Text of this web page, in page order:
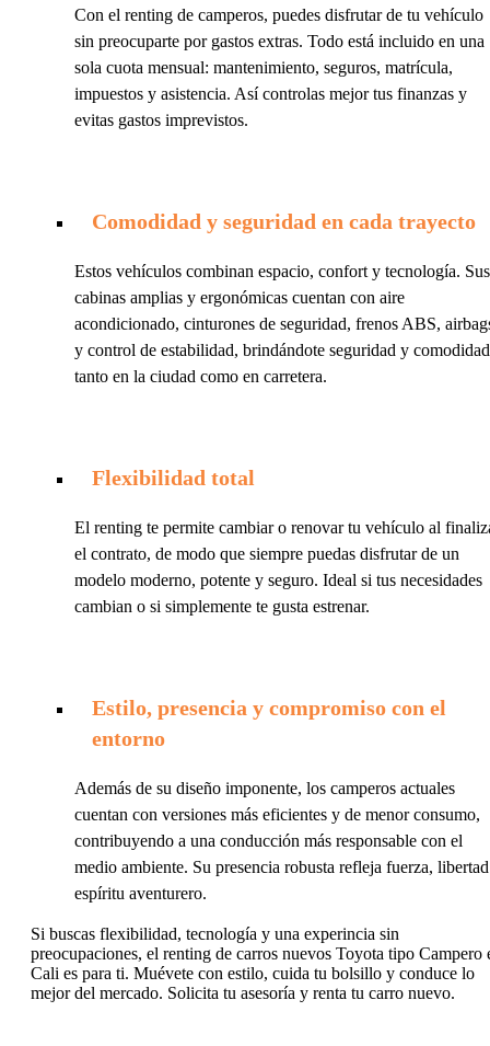
Con el renting de camperos, puedes disfrutar de tu vehículo
sin preocuparte por gastos extras. Todo está incluido en una
sola cuota mensual: mantenimiento, seguros, matrícula,
impuestos y asistencia. Así controlas mejor tus finanzas y
evitas gastos imprevistos.
Comodidad y seguridad en cada trayecto
Estos vehículos combinan espacio, confort y tecnología. Sus
cabinas amplias y ergonómicas cuentan con aire
acondicionado, cinturones de seguridad, frenos ABS,
y control de estabilidad, brindándote seguridad y comodidad
tanto en la ciudad como en carretera.
Flexibilidad total
El renting te permite cambiar o renovar tu vehículo al
el contrato, de modo que siempre puedas disfrutar de un
modelo moderno, potente y seguro. Ideal si tus necesidades
cambian o si simplemente te gusta estrenar.
Estilo, presencia y compromiso con el
entorno
Además de su diseño imponente, los camperos actuales
cuentan con versiones más eficientes y de menor consumo,
contribuyendo a una conducción más responsable con el
medio ambiente. Su presencia robusta refleja fuerza,
espíritu aventurero.
Si buscas flexibilidad, tecnología y una experincia sin
preocupaciones, el renting de carros nuevos Toyota tipo Campero
Cali es para ti. Muévete con estilo, cuida tu bolsillo y conduce lo
mejor del mercado. Solicita tu asesoría y renta tu carro nuevo.